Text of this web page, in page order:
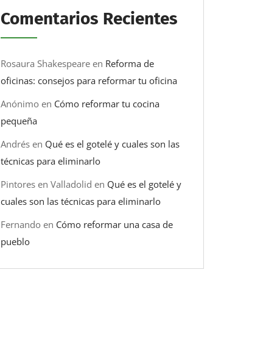
Comentarios Recientes
Rosaura Shakespeare en Reforma de
oficinas: consejos para reformar tu oficina
Anónimo en Cómo reformar tu cocina
pequeña
Andrés en Qué es el gotelé y cuales son las
técnicas para eliminarlo
Pintores en Valladolid en Qué es el gotelé y
cuales son las técnicas para eliminarlo
Fernando en Cómo reformar una casa de
pueblo